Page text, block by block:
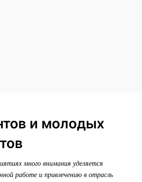
и молодых
много внимания уделяется
работе и привлечению в отрасль